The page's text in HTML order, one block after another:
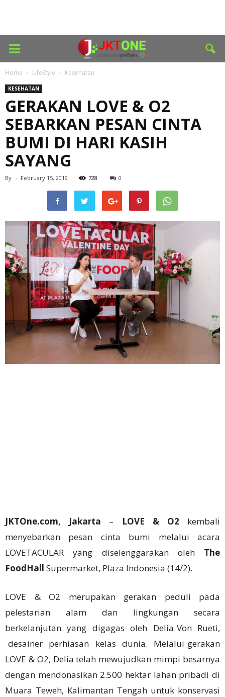
Home LifeStyle Kesehatan
KESEHATAN
GERAKAN LOVE & O2
SEBARKAN PESAN CINTA
BUMI DI HARI KASIH
SAYANG
By - February 15, 2019 728 0
JKTOne.com, Jakarta – LOVE & O2 kembali
menyebarkan pesan cinta bumi melalui acara
LOVETACULAR yang diselenggarakan oleh The
FoodHall Supermarket, Plaza Indonesia (14/2).
LOVE & O2 merupakan gerakan peduli pada
pelestarian alam dan lingkungan secara
berkelanjutan yang digagas oleh Delia Von Rueti,
desainer perhiasan kelas dunia. Melalui gerakan
LOVE & O2, Delia telah mewujudkan mimpi besarnya
dengan mendonasikan 2.500 hektar lahan pribadi di
Muara Teweh, Kalimantan Tengah untuk konservasi